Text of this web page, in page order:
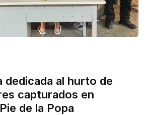
dedicada al hurto de
capturados en
de la Popa